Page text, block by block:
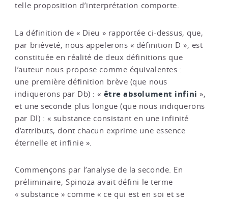
telle proposition d’interprétation comporte.
La définition de « Dieu » rapportée ci-dessus, que,
par briéveté, nous appelerons « définition D », est
constituée en réalité de deux définitions que
l’auteur nous propose comme équivalentes :
une première définition brève (que nous
indiquerons par Db) : « être absolument infini »,
et une seconde plus longue (que nous indiquerons
par Dl) : « substance consistant en une infinité
d’attributs, dont chacun exprime une essence
éternelle et infinie ».
Commençons par l’analyse de la seconde. En
préliminaire, Spinoza avait défini le terme
« substance » comme « ce qui est en soi et se